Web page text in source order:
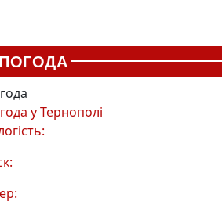
ПОГОДА
уТернополі